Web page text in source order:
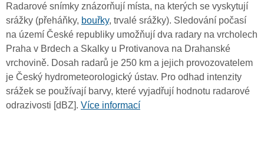
Radarové snímky znázorňují místa, na kterých se vyskytují
srážky (přeháňky, bouřky, trvalé srážky). Sledování počasí
na území České republiky umožňují dva radary na vrcholech
Praha v Brdech a Skalky u Protivanova na Drahanské
vrchovině. Dosah radarů je 250 km a jejich provozovatelem
je Český hydrometeorologický ústav. Pro odhad intenzity
srážek se používají barvy, které vyjadřují hodnotu radarové
odrazivosti [dBZ]. Více informací